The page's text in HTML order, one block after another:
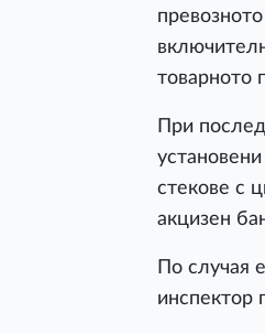
товарното
При
стекове с
акцизен
По случая
инспектор